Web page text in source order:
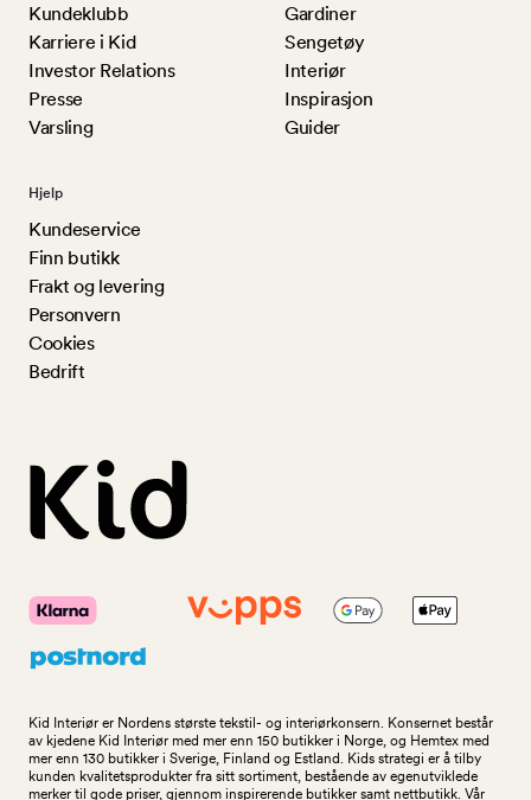
Kundeklubb
Karriere i Kid
Investor Relations
Presse
Varsling
Gardiner
Sengetøy
Interiør
Inspirasjon
Guider
Hjelp
Kundeservice
Finn butikk
Frakt og levering
Personvern
Cookies
Bedrift
Kid Interiør er Nordens største tekstil- og interiørkonsern. Konsernet består
av kjedene Kid Interiør med mer enn 150 butikker i Norge, og Hemtex med
mer enn 130 butikker i Sverige, Finland og Estland. Kids strategi er å tilby
kunden kvalitetsprodukter fra sitt sortiment, bestående av egenutviklede
merker til gode priser, gjennom inspirerende butikker samt nettbutikk. Vår